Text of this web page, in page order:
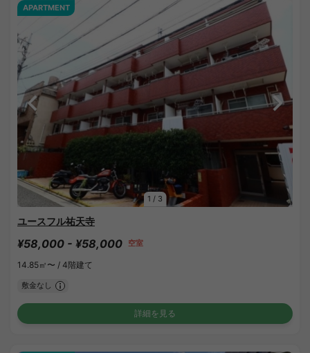
1 / 3
APARTMENT
ユースフル祐天寺
¥58,000 - ¥58,000 空室
14.85㎡〜 / 4階建て
敷金なし
詳細を見る